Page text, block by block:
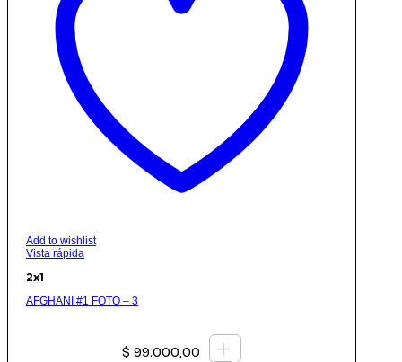
Add to wishlist
Vista rápida
2x1
AFGHANI #1 FOTO – 3
$ 99.000,00 +